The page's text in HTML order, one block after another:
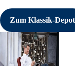
Zum Klassik-Depot